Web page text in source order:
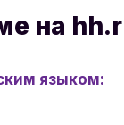
на
языком: